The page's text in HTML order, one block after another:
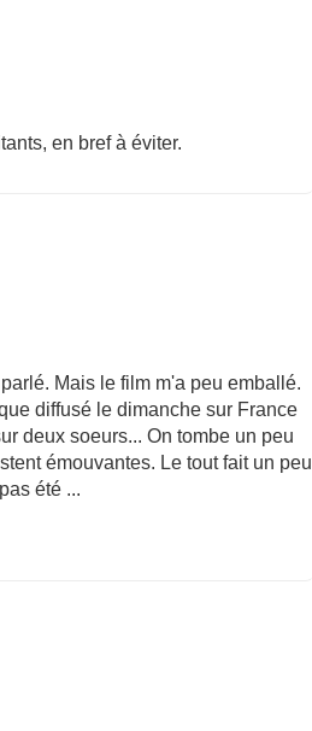
en bref à éviter.
Mais le film m'a peu emballé.
diffusé le dimanche sur France
deux soeurs... On tombe un peu
émouvantes. Le tout fait un peu
été ...